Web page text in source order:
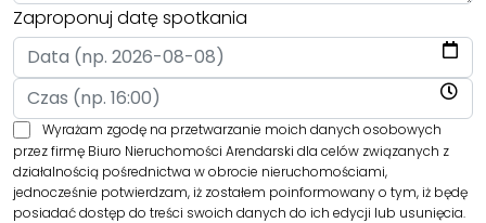
Zaproponuj datę spotkania
Wyrażam zgodę na przetwarzanie moich danych osobowych
przez firmę Biuro Nieruchomości Arendarski dla celów związanych z
działalnością pośrednictwa w obrocie nieruchomościami,
jednocześnie potwierdzam, iż zostałem poinformowany o tym, iż będę
posiadać dostęp do treści swoich danych do ich edycji lub usunięcia.